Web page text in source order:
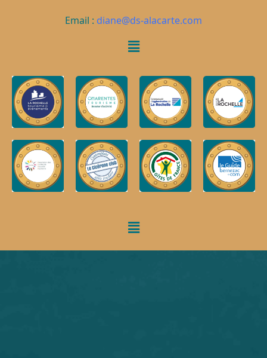
Email : diane@ds-alacarte.com